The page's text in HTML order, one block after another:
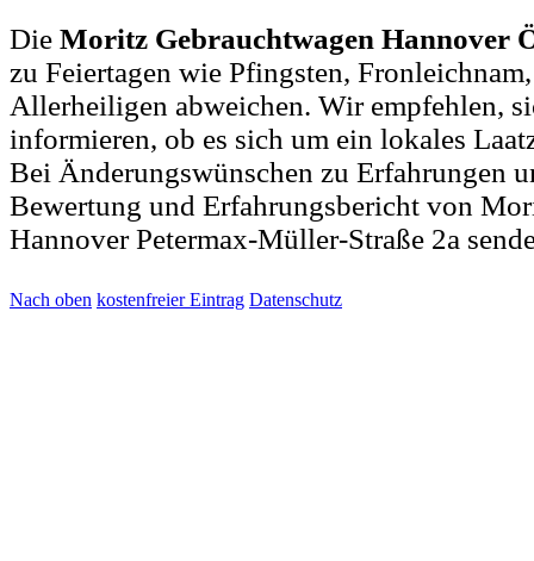
Die Moritz Gebrauchtwagen Hannover
zu Feiertagen wie Pfingsten,
Allerheiligen abweichen. Wir empfehlen,
informieren, ob es sich um ein lokales
Bei Änderungswünschen zu Erfahrungen
Bewertung und Erfahrungsbericht von
Hannover Petermax-Müller-Straße 2a
Nach oben kostenfreier Eintrag Datenschutz